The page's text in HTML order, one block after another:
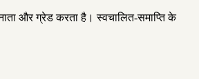
और ग्रेड करता है। स्वचालित-समाप्ति के